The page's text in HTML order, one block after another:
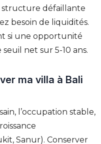
structure défaillante
besoin de liquidités.
si une opportunité
net sur 5-10 ans.
ma villa à Bali
l’occupation stable,
Sanur). Conserver